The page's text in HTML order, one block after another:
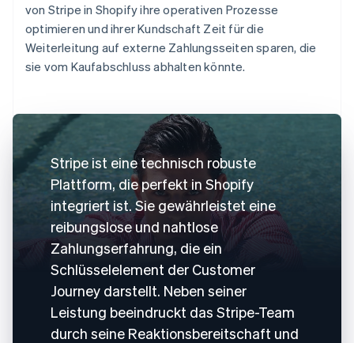
von Stripe in Shopify ihre operativen Prozesse
optimieren und ihrer Kundschaft Zeit für die
Weiterleitung auf externe Zahlungsseiten sparen, die
sie vom Kaufabschluss abhalten könnte.
Stripe ist eine technisch robuste
Plattform, die perfekt in Shopify
integriert ist. Sie gewährleistet eine
reibungslose und nahtlose
Zahlungserfahrung, die ein
Schlüsselelement der Customer
Journey darstellt. Neben seiner
Leistung beeindruckt das Stripe-Team
durch seine Reaktionsbereitschaft und